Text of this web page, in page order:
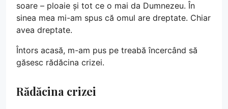
soare – ploaie și tot ce o mai da Dumnezeu. În
sinea mea mi-am spus că omul are dreptate. Chiar
avea dreptate.
Întors acasă, m-am pus pe treabă încercând să
găsesc rădăcina crizei.
Rădăcina crizei